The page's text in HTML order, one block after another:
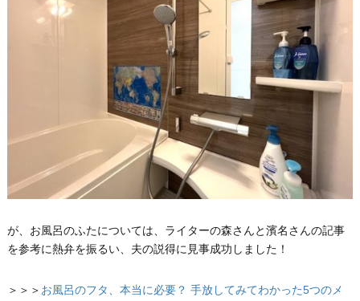
が、お風呂のふたについては、ライターの森さんと濱名さんの記事
を参考に熱弁を振るい、夫の説得に見事成功しました！
＞＞＞ お風呂のフタ、本当に必要？ 手放してみてわかった5つのメ